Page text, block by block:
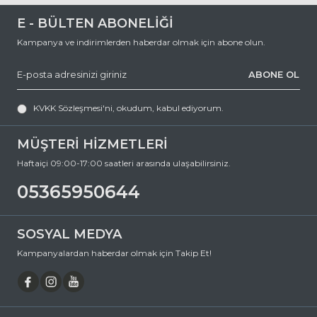
MÜŞTERİ HİZMETLERİ
Haftaiçi 09:00-17:00 saatleri arasında ulaşabilirsiniz.
05365950644
E - BÜLTEN ABONELİĞİ
Kampanya ve indirimlerden haberdar olmak için abone olun.
ABONE OL
KVKK Sözleşmesi'ni, okudum, kabul ediyorum.
SOSYAL MEDYA
Kampanyalardan haberdar olmak için Takip Et!